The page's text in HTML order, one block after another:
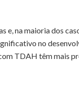
e, na maioria dos
no
TDAH têm mais